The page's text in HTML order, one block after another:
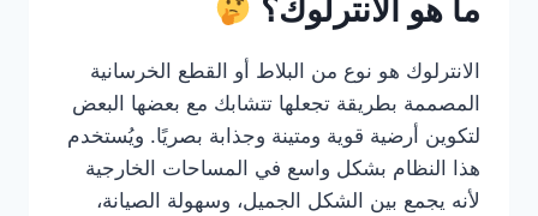
ما هو الانترلوك؟
الانترلوك هو نوع من البلاط أو القطع الخرسانية
المصممة بطريقة تجعلها تتشابك مع بعضها البعض
لتكوين أرضية قوية ومتينة وجذابة بصريًا. ويُستخدم
هذا النظام بشكل واسع في المساحات الخارجية
لأنه يجمع بين الشكل الجميل، وسهولة الصيانة،